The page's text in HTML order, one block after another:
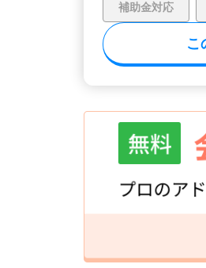
補助金対応
こ